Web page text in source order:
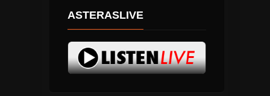
ASTERASLIVE